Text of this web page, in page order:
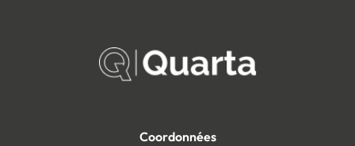
Coordonnées